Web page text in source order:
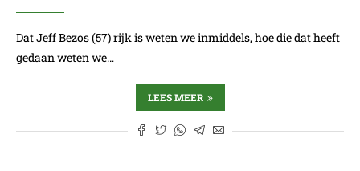
Dat Jeff Bezos (57) rijk is weten we inmiddels, hoe die dat heeft
gedaan weten we…
LEES MEER